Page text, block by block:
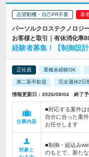
志望動機・自己PR不要
パーソルクロステクノロジ
お客様と取引｜有休消化率
経験者募集！【制御設
正社員 業種未経験OK
第二新卒歓迎 完全週休2日
情報更新日：2026/08/04 終了
仕事内容
■対応する案件は
自分に合った案
お任せします
対象と
■制御・組込み
のもとで、新た